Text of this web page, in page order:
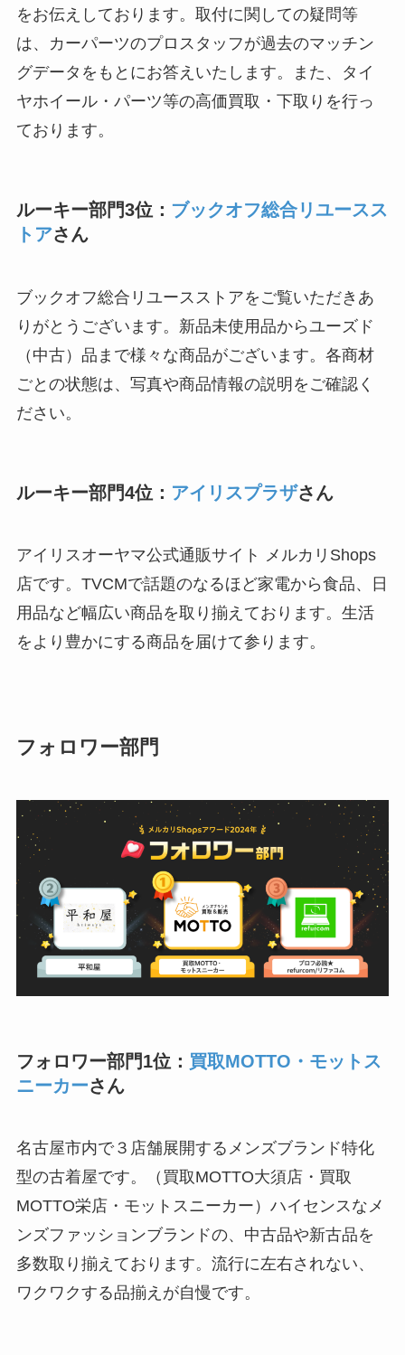
をお伝えしております。取付に関しての疑問等
は、カーパーツのプロスタッフが過去のマッチン
グデータをもとにお答えいたします。また、タイ
ヤホイール・パーツ等の高価買取・下取りを行っ
ております。
ルーキー部門3位： ブックオフ総合リユースス
トアさん
ブックオフ総合リユースストアをご覧いただきあ
りがとうございます。新品未使用品からユーズド
（中古）品まで様々な商品がございます。各商材
ごとの状態は、写真や商品情報の説明をご確認く
ださい。
ルーキー部門4位： アイリスプラザさん
アイリスオーヤマ公式通販サイト メルカリShops
店です。TVCMで話題のなるほど家電から食品、日
用品など幅広い商品を取り揃えております。生活
をより豊かにする商品を届けて参ります。
フォロワー部門
フォロワー部門1位： 買取MOTTO・モットス
ニーカーさん
名古屋市内で３店舗展開するメンズブランド特化
型の古着屋です。（買取MOTTO大須店・買取
MOTTO栄店・モットスニーカー）ハイセンスなメ
ンズファッションブランドの、中古品や新古品を
多数取り揃えております。流行に左右されない、
ワクワクする品揃えが自慢です。